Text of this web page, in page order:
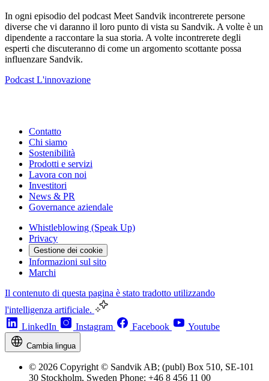
In ogni episodio del podcast Meet Sandvik incontrerete persone
diverse che vi daranno il loro punto di vista su Sandvik. A volte è un
dipendente a raccontare la sua storia. A volte incontrerete degli
esperti che discuteranno di come un argomento scottante possa
influenzare Sandvik.
Podcast L'innovazione
Contatto
Chi siamo
Sostenibilità
Prodotti e servizi
Lavora con noi
Investitori
News & PR
Governance aziendale
Whistleblowing (Speak Up)
Privacy
Gestione dei cookie
Informazioni sul sito
Marchi
Il contenuto di questa pagina è stato tradotto utilizzando
l'intelligenza artificiale.
LinkedIn
Instagram Facebook Youtube
Cambia lingua
© 2026 Copyright © Sandvik AB; (publ) Box 510, SE-101
30 Stockholm, Sweden Phone: +46 8 456 11 00